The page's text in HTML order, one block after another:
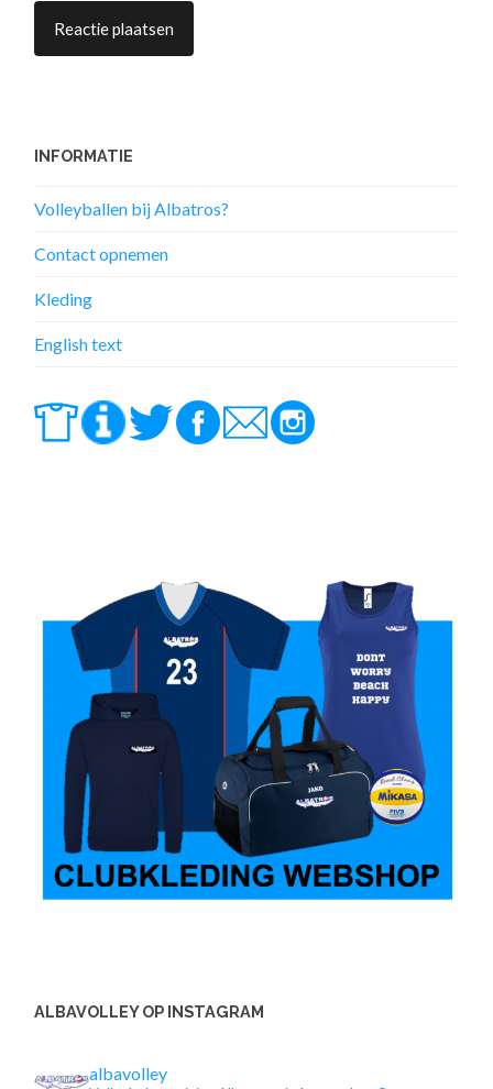
INFORMATIE
Volleyballen bij Albatros?
Contact opnemen
Kleding
English text
ALBAVOLLEY OP INSTAGRAM
albavolley